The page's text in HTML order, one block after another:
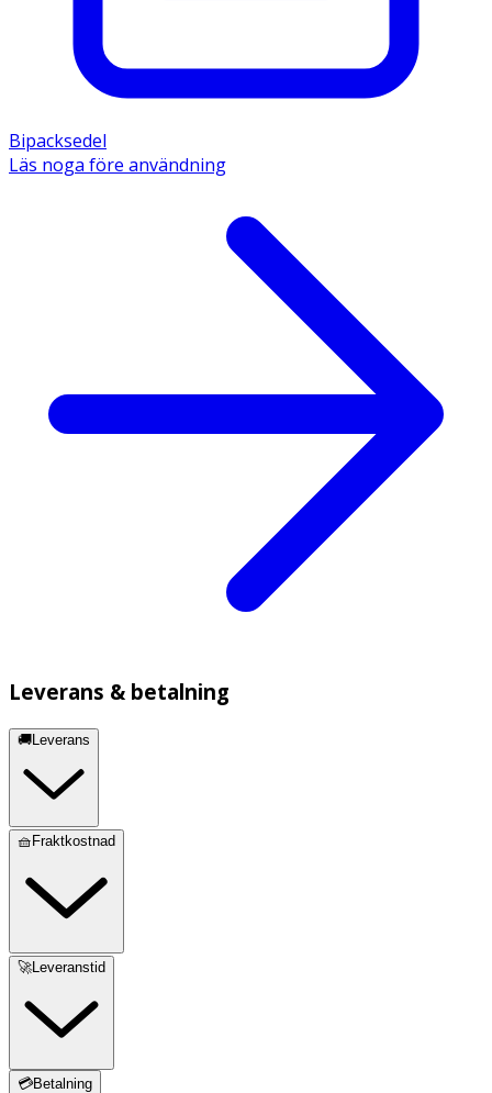
Bipacksedel
Läs noga före användning
Leverans & betalning
🚚Leverans
🧺Fraktkostnad
🚀Leveranstid
💳Betalning